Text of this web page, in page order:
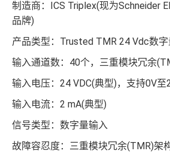
制造商：ICS Triplex(现为Schneider
品牌)
产品类型：Trusted TMR 24 Vdc数
输入通道数：40个，三重模块冗余
输入电压：24 VDC(典型)，支持0V至
输入电流：2 mA(典型)
信号类型：数字量输入
故障容忍度：三重模块冗余(TMR)架